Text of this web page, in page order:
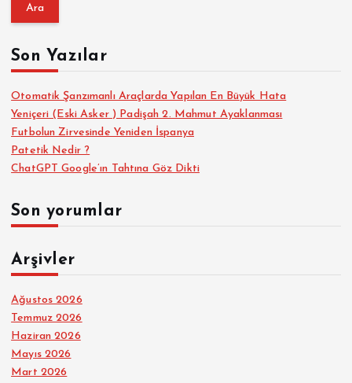
m
:Son Yazılar
Otomatik Şanzımanlı Araçlarda Yapılan En Büyük Hata
Yeniçeri (Eski Asker ) Padişah 2. Mahmut Ayaklanması
Futbolun Zirvesinde Yeniden İspanya
Patetik Nedir ?
ChatGPT Google’ın Tahtına Göz Dikti
Son yorumlar
Arşivler
Ağustos 2026
Temmuz 2026
Haziran 2026
Mayıs 2026
Mart 2026